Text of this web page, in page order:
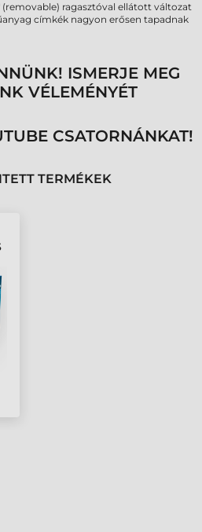
(removable) ragasztóval ellátott változat
címkék nagyon erősen tapadnak
ISMERJE MEG
VÉLEMÉNYÉT
CSATORNÁNKAT!
TERMÉKEK